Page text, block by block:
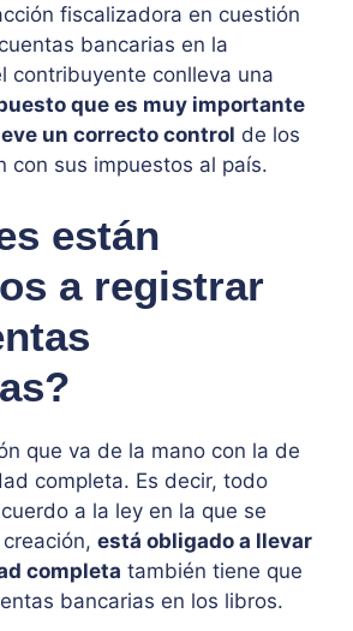
fiscalizadora en cuestión
bancarias en la
contribuyente conlleva una
que es muy importante
un correcto control de los
con sus impuestos al país.
están
a registrar
que va de la mano con la de
completa. Es decir, todo
a la ley en la que se
está obligado a llevar
completa también tiene que
bancarias en los libros.